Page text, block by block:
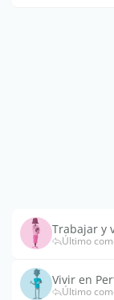
Trabajar y
Último
Vivir en
Último